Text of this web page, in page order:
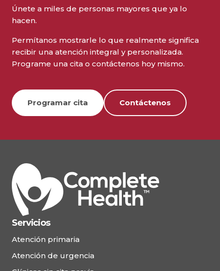
Ver Detalles
Salud completa – DeLand West
999 W. Plymouth Avenue, DeLand, FL 32720
Programar Cita
Salud completa – Ormond
Beach Este
77 W. Granada Boulevard, Ormond Beach, FL
32174
(386) 677-0453
Programar Cita
Únete a miles de personas mayores que ya lo
hacen.
Permítanos mostrarle lo que realmente significa
recibir una atención integral y personalizada.
Programe una cita o contáctenos hoy mismo.
Programar cita Contáctenos
Servicios
Atención primaria
Atención de urgencia